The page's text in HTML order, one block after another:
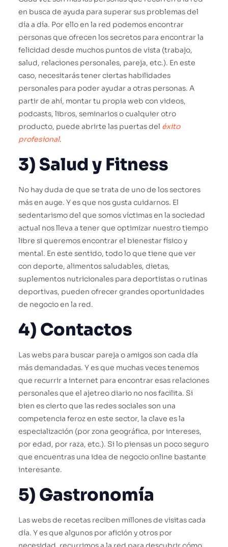
en busca de ayuda para superar sus problemas del
día a día. Por ello en la red podemos encontrar
personas que ofrecen los secretos para encontrar la
felicidad desde muchos puntos de vista (trabajo,
salud, relaciones personales, pareja, etc.). En este
caso, necesitarás tener ciertas habilidades
personales para poder ayudar a otras personas. A
partir de ahí, montar tu propia web con videos,
podcasts, libros, seminarios o cualquier otro
producto, puede abrirte las puertas del éxito
profesional.
3) Salud y Fitness
No hay duda de que se trata de uno de los sectores
más en auge. Y es que nos gusta cuidarnos. El
sedentarismo del que somos víctimas en la sociedad
actual nos lleva a tener que optimizar nuestro tiempo
libre si queremos encontrar el bienestar físico y
mental. En este sentido, todo lo que tiene que ver
con deporte, alimentos saludables, dietas,
suplementos nutricionales para deportistas o rutinas
deportivas, pueden ofrecer grandes oportunidades
de negocio en la red.
4) Contactos
Las webs para buscar pareja o amigos son cada día
más demandadas. Y es que muchas veces tenemos
que recurrir a internet para encontrar esas relaciones
personales que el ajetreo diario no nos facilita. Si
bien es cierto que las redes sociales son una
competencia feroz en este sector, la clave es la
especialización (por zona geográfica, por intereses,
por edad, por raza, etc.). Si lo piensas un poco seguro
que encuentras una idea de negocio online bastante
interesante.
5) Gastronomía
Las webs de recetas reciben millones de visitas cada
día. Y es que algunos por afición y otros por